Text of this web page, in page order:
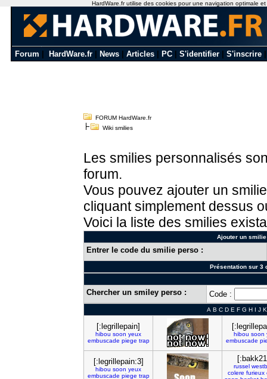
Forum HardWare.fr News Articles PC S'identifier S'inscrire
FORUM HardWare.fr
Wiki smilies
Les smilies personnalisés
forum.
Vous pouvez ajouter un
cliquant simplement dessus
Voici la liste des smilies
Ajouter un
Entrer le code du smilie perso :
Présentation sur 3
Chercher un smiley perso : Code :
A B C D E F G H I J K
[:legrillepain]
hibou soon yeux
embuscade piege trap
hibou soon
embuscade
[:legrillepain:3]
hibou soon yeux
embuscade piege trap
russel
colere furieux
HardWare.fr utilise des cookies pour une navigation optimale